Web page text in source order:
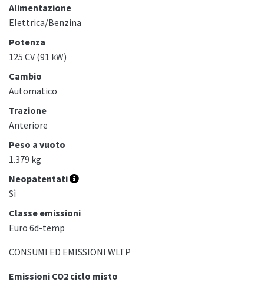
Alimentazione
Elettrica/Benzina
Potenza
125 CV (91 kW)
Cambio
Automatico
Trazione
Anteriore
Peso a vuoto
1.379 kg
Neopatentati
Sì
Classe emissioni
Euro 6d-temp
CONSUMI ED EMISSIONI WLTP
Emissioni CO2 ciclo misto